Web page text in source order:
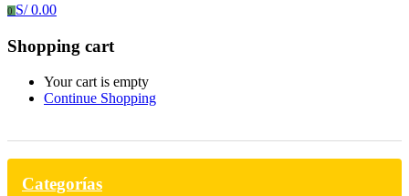
0 S/0.00
Shopping cart
Your cart is empty
Continue Shopping
Categorías